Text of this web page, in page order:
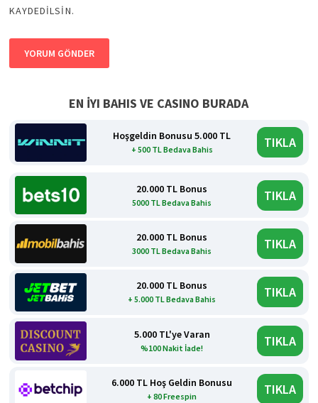
KAYDEDILSIN.
EN İYI BAHIS VE CASINO BURADA
Hoşgeldin Bonusu 5.000 TL
+ 500 TL Bedava Bahis TIKLA
20.000 TL Bonus
5000 TL Bedava Bahis TIKLA
20.000 TL Bonus
3000 TL Bedava Bahis TIKLA
20.000 TL Bonus
+ 5.000 TL Bedava Bahis TIKLA
5.000 TL'ye Varan
%100 Nakit İade! TIKLA
6.000 TL Hoş Geldin Bonusu
+ 80 Freespin TIKLA